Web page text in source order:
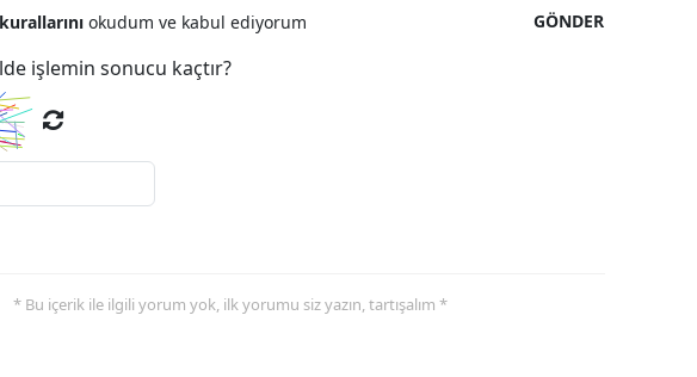
GÖNDER
okudum ve kabul ediyorum
işlemin sonucu kaçtır?
* Bu içerik ile ilgili yorum yok, ilk yorumu siz yazın, tartışalım *